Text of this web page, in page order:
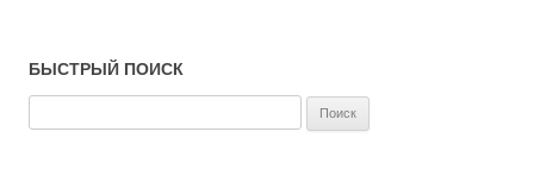
БЫСТРЫЙ ПОИСК